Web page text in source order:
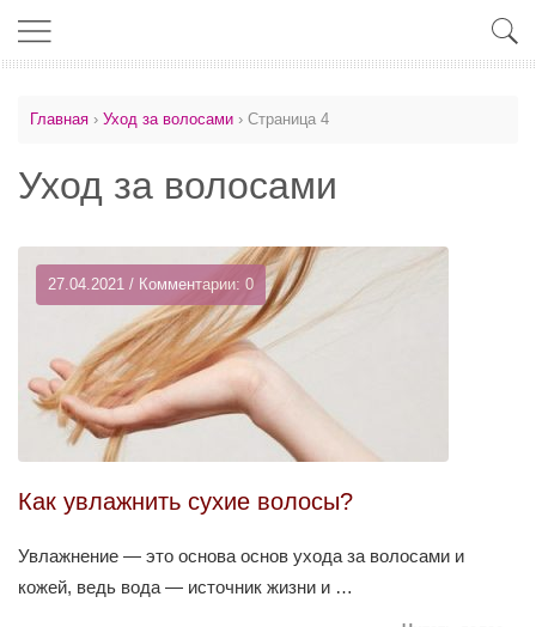
Главная › Уход за волосами › Страница 4
Уход за волосами
27.04.2021 / Комментарии: 0
Как увлажнить сухие волосы?
Увлажнение — это основа основ ухода за волосами и
кожей, ведь вода — источник жизни и …